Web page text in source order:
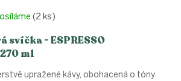
svíčka - ESPRESSO
ml
(2 ks)
upražené kávy, obohacená o tóny